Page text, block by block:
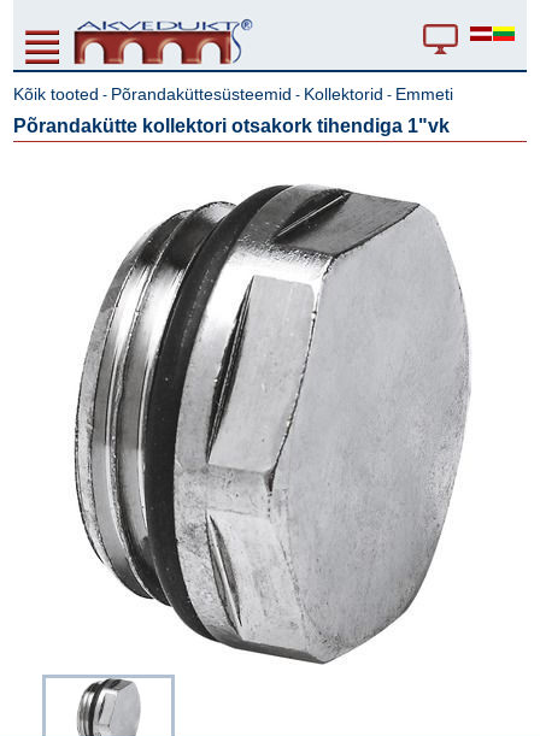
Kõik tooted - Põrandaküttesüsteemid - Kollektorid - Emmeti
Põrandakütte kollektori otsakork tihendiga 1"vk